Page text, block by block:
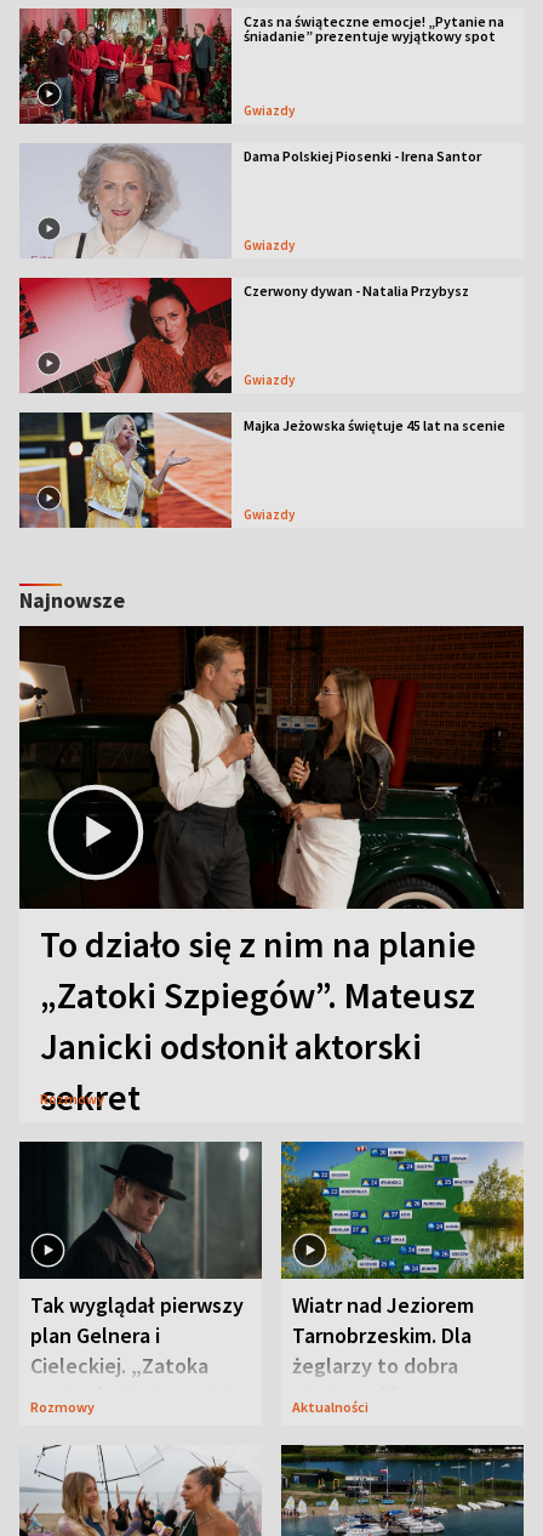
Czas na świąteczne emocje! „Pytanie na
śniadanie” prezentuje wyjątkowy spot
Gwiazdy
Dama Polskiej Piosenki - Irena Santor
Gwiazdy
Czerwony dywan - Natalia Przybysz
Gwiazdy
Majka Jeżowska świętuje 45 lat na scenie
Gwiazdy
Najnowsze
To działo się z nim na planie
„Zatoki Szpiegów”. Mateusz
Janicki odsłonił aktorski
sekret
Rozmowy
Tak wyglądał pierwszy
plan Gelnera i
Cieleckiej. „Zatoka
szpiegów” od razu ich
Rozmowy
Wiatr nad Jeziorem
Tarnobrzeskim. Dla
żeglarzy to dobra
wiadomość
Aktualności